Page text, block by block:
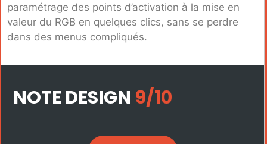
paramétrage des points d’activation à la mise en
valeur du RGB en quelques clics, sans se perdre
dans des menus compliqués.
NOTE DESIGN 9/10